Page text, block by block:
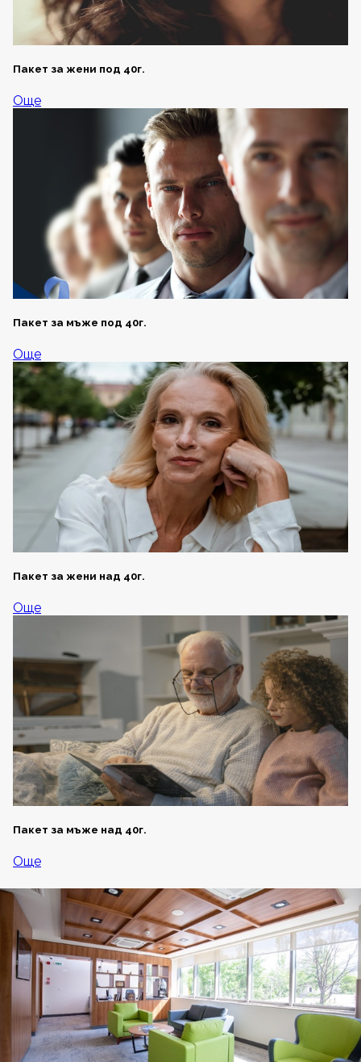
Пакет за жени под 40г.
Още
Пакет за мъже под 40г.
Още
Пакет за жени над 40г.
Още
Пакет за мъже над 40г.
Още